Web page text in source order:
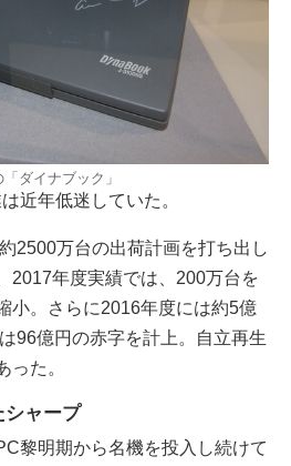
ダイナブック」
近年低迷していた。
2500万台の出荷計画を打ち出し
2017年度実績では、200万台を
小。さらに2016年度には約5億
96億円の赤字を計上。自立再生
った。
シャープ
黎明期から名機を投入し続けて